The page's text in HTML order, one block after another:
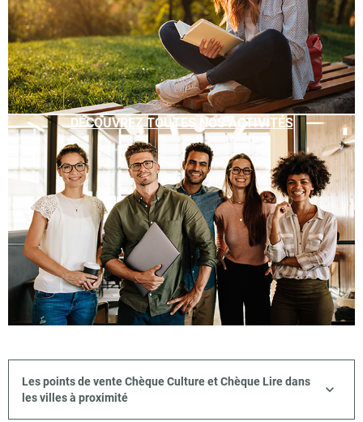
DÉCOUVREZ TOUTES NOS ACTIVITÉS
Les points de vente Chèque Culture et Chèque Lire dans
les villes à proximité